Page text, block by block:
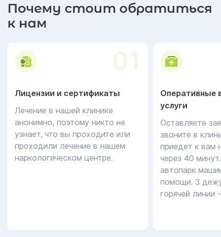
Почему стоит обратиться
к нам
01
Лицензии и сертификаты
Лечение в нашей клинике
анонимно, поэтому никто не
узнает, что вы проходите или
проходили лечение в нашем
наркологическом центре.
Оперативные
услуги
Оставляете
звоните в
приедет к вам
через 40
автопарк
помощи. 3
горячей линии